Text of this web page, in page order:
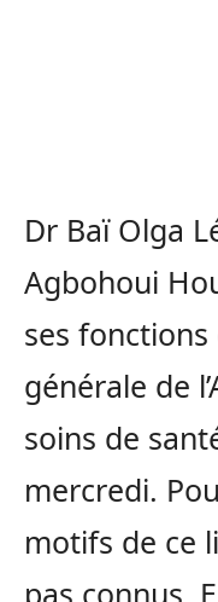
Dr Baï Olga
Agbohoui
ses
générale de
soins de
mercredi.
motifs de ce
pas connus.